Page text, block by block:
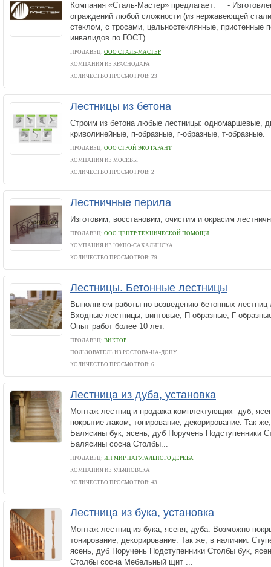
Компания «Сталь-Мастер» предлагает: -
ограждений любой сложности (из нержавеющей
стеклом, с тросами, цельностеклянные, пристенные
инвалидов по ГОСТ)...
ПРОДАВЕЦ: ООО СТАЛЬ-МАСТЕР
КОМПАНИЯ ИЗ КРАСНОДАРА
КОЛИЧЕСТВО ПРОСМОТРОВ: 23
Лестницы из бетона
Строим из бетона любые лестницы: одномаршевые,
криволинейные, п-образные, г-образные, т-образные.
ПРОДАВЕЦ: ООО СТРОЙ ЭКО ГАРАНТ
КОМПАНИЯ ИЗ МОСКВЫ
КОЛИЧЕСТВО ПРОСМОТРОВ: 2
Лестничные перила
Изготовим, восстановим, очистим и окрасим
ПРОДАВЕЦ: ООО ЦЕНТР ТЕХНИЧЕСКОЙ ПОМОЩИ
КОМПАНИЯ ИЗ ЮЖНО-САХАЛИНСКА
КОЛИЧЕСТВО ПРОСМОТРОВ: 79
Лестницы. Бетонные лестницы
Выполняем работы по возведению бетонных
Входные лестницы, винтовые, П-образные, Г-
Опыт работ более 10 лет.
ПРОДАВЕЦ: ВИКТОР
ПОЛЬЗОВАТЕЛЬ ИЗ РОСТОВА-НА-ДОНУ
КОЛИЧЕСТВО ПРОСМОТРОВ: 6
Лестница из дуба, установка
Монтаж лестниц и продажа комплектующих дуб,
покрытие лаком, тонирование, декорирование. Так
Балясины бук, ясень, дуб Поручень Подступенники
Балясины сосна Столбы...
ПРОДАВЕЦ: ИП МИР НАТУРАЛЬНОГО ДЕРЕВА
КОМПАНИЯ ИЗ УЛЬЯНОВСКА
КОЛИЧЕСТВО ПРОСМОТРОВ: 43
Лестница из бука, установка
Монтаж лестниц из бука, ясеня, дуба. Возможно
тонирование, декорирование. Так же, в наличии:
ясень, дуб Поручень Подступенники Столбы бук,
Столбы сосна Мебельный щит ...